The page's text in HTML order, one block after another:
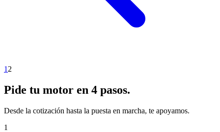
1 2
Pide tu motor en 4 pasos.
Desde la cotización hasta la puesta en marcha, te apoyamos.
1